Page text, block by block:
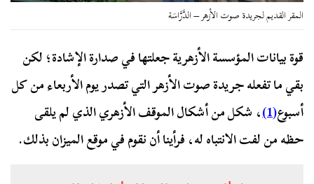
المقر القديم لجريدة صوت الأزهر – الدَّرَّاسَة
قوة بيانات المؤسسة الأزهرية جعلتها في صدارة الإشادة؛ لكن
بقي ما تفعله جريدة صوت الأزهر التي تصدر يوم الأربعاء من كل
أسبوع(1) ، شكل من أشكال الموقف الأزهري الذي لم يلقى
حظه من لفت الانتباه له، فرأينا أن نقوم في موقع الميزان بذلك.